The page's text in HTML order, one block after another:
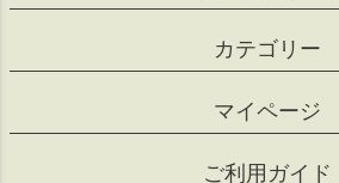
カテゴリー
マイページ
ご利用ガイド